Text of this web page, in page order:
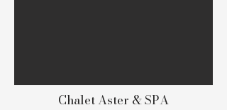
Chalet Aster & SPA